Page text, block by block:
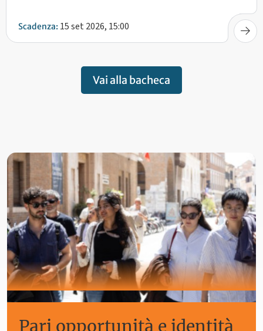
Scadenza: 15 set 2026, 15:00
Vai alla bacheca
Pari opportunità e identità